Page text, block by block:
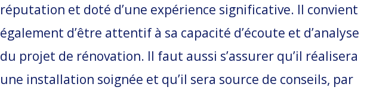
réputation et doté d’une expérience significative. Il convient
également d’être attentif à sa capacité d’écoute et d’analyse
du projet de rénovation. Il faut aussi s’assurer qu’il réalisera
une installation soignée et qu’il sera source de conseils, par